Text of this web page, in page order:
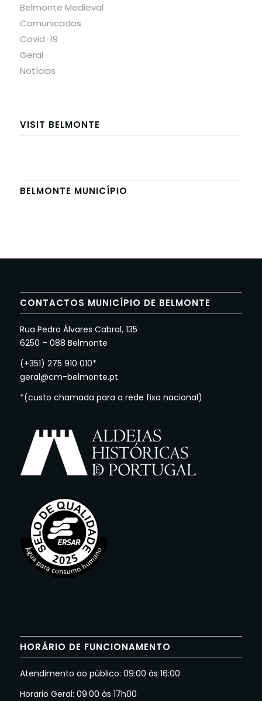
Belmonte Medieval
Comunicados
Covid-19
Geral
Notícias
VISIT BELMONTE
BELMONTE MUNICÍPIO
CONTACTOS MUNICÍPIO DE BELMONTE
Rua Pedro Álvares Cabral, 135
6250 – 088 Belmonte
(+351) 275 910 010*
geral@cm-belmonte.pt
*(custo chamada para a rede fixa nacional)
HORÁRIO DE FUNCIONAMENTO
Atendimento ao público: 09:00 às 16:00
Horario Geral: 09:00 às 17h00